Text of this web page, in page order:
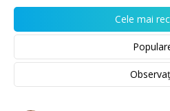
Cele mai